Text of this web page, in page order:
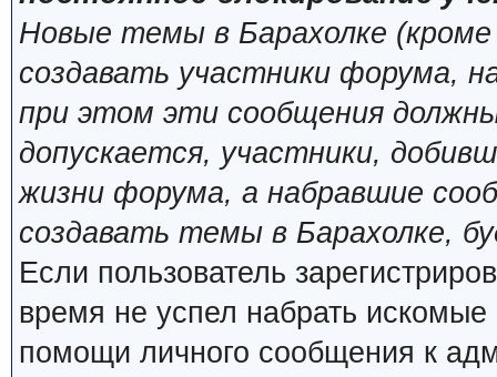
Новые темы в Барахолке
создавать участники форума,
при этом эти сообщения
допускается, участники,
жизни форума, а набравшие
создавать темы в Барахолке,
Если пользователь
время не успел набрать
помощи личного сообщения к